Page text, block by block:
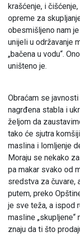
krašćenje, i
opreme za
obesmišljeno nam
unijeli u održavanje
„bačena u vodu“.
uništeno je.
Obraćam se
nagrđena stabla i
željom da
tako će sjutra
maslina i lomljenje
Moraju se nekako
pa makar svako od
sredstva za čuvare,
putem, preko
je sve teža, a ispod
masline „skupljene“
znaju da ti što